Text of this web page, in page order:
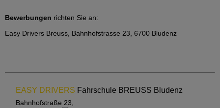
Bewerbungen richten Sie an:
Easy Drivers Breuss, Bahnhofstrasse 23, 6700 Bludenz
EASY DRIVERS Fahrschule BREUSS Bludenz
Bahnhofstraße 23,